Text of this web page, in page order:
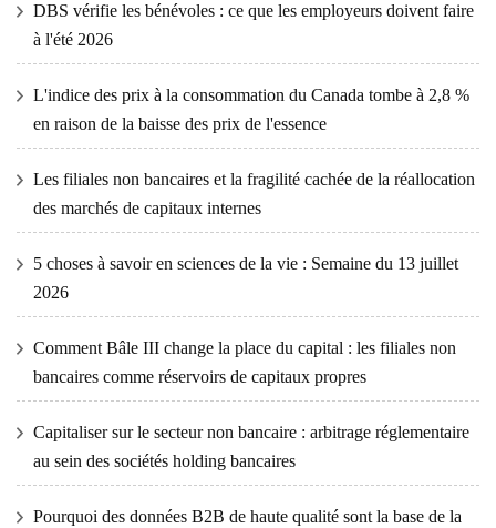
DBS vérifie les bénévoles : ce que les employeurs doivent faire
à l'été 2026
L'indice des prix à la consommation du Canada tombe à 2,8 %
en raison de la baisse des prix de l'essence
Les filiales non bancaires et la fragilité cachée de la réallocation
des marchés de capitaux internes
5 choses à savoir en sciences de la vie : Semaine du 13 juillet
2026
Comment Bâle III change la place du capital : les filiales non
bancaires comme réservoirs de capitaux propres
Capitaliser sur le secteur non bancaire : arbitrage réglementaire
au sein des sociétés holding bancaires
Pourquoi des données B2B de haute qualité sont la base de la